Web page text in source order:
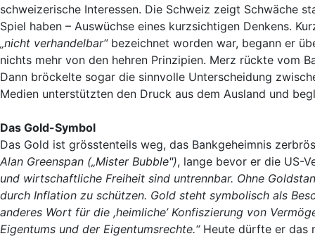
schweizerische Interessen. Die Schweiz zeigt Schwäche
Spiel haben – Auswüchse eines kurzsichtigen Denkens.
„nicht verhandelbar“bezeichnet worden war, begann er
nichts mehr von den hehren Prinzipien. Merz rückte vom
Dann bröckelte sogar die sinnvolle Unterscheidung
Medien unterstützten den Druck aus dem Ausland und
Das Gold-Symbol
Das Gold ist grösstenteils weg, das Bankgeheimnis
Alan Greenspan („Mister Bubble"), lange bevor er die US-
und wirtschaftliche Freiheit sind untrennbar. Ohne
durch Inflation zu schützen. Gold steht symbolisch als
anderes Wort für die ,heimliche’ Konfiszierung von
Eigentums und der Eigentumsrechte.“ Heute dürfte er das